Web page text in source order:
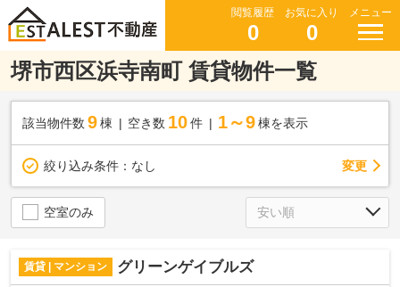
閲覧履歴
0
お気に入り
0
メニュー
堺市西区浜寺南町 賃貸物件一覧
該当物件数 9棟 空き数 10 件 1～9 棟を表示
絞り込み条件： なし 変更
空室のみ
賃貸 | マンション グリーンゲイブルズ